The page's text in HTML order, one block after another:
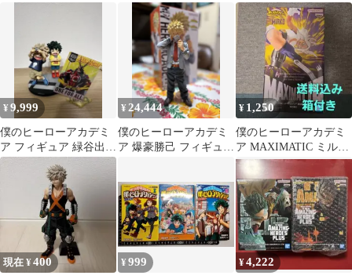
ア ラストワン
爆豪 轟
¥9,999
僕のヒーローアカデミ
ア フィギュア 緑谷出久
爆豪勝己 幼少期
¥ 24,444
僕のヒーローアカデミ
ア 爆豪勝己 フィギュア
¥ 1,250
僕のヒーローアカデミ
ア MAXIMATIC ミルコ
フィギュア
現在 ¥400 ¥999 ¥4,222